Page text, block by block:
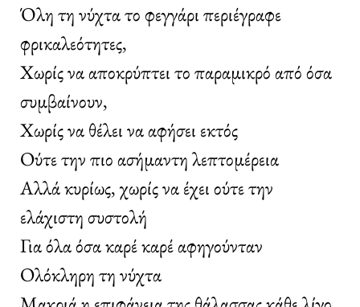
Όλη τη νύχτα το φεγγάρι περιέγραφε
φρικαλεότητες,
Χωρίς να αποκρύπτει το παραμικρό από όσα
συμβαίνουν,
Χωρίς να θέλει να αφήσει εκτός
Ούτε την πιο ασήμαντη λεπτομέρεια
Αλλά κυρίως, χωρίς να έχει ούτε την
ελάχιστη συστολή
Για όλα όσα καρέ καρέ αφηγούνταν
Ολόκληρη τη νύχτα